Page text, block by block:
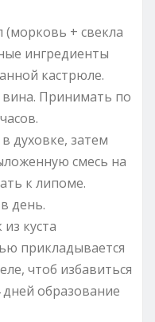
(морковь + свекла
ингредиенты
кастрюле.
вина. Принимать по
духовке, затем
смесь на
к липоме.
день.
куста
прикладывается
чтоб избавиться
образование